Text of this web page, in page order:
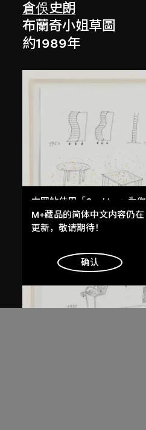
倉俁史朗
布蘭奇小姐草圖
約1989年
本网站使用「Cookies」为你
提供最好的网站体验。
了解更多
明白
M+藏品的简体中文内容仍在
更新，敬请期待！
确认